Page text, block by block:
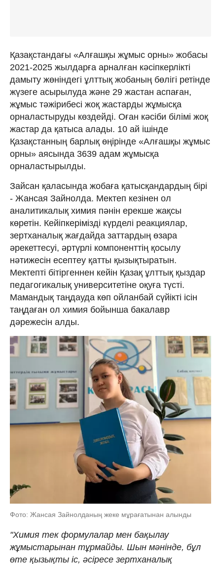
Қазақстандағы «Алғашқы жұмыс орны» жобасы
2021-2025 жылдарға арналған кәсіпкерлікті
дамыту жөніндегі ұлттық жобаның бөлігі ретінде
жүзеге асырылуда және 29 жастан аспаған,
жұмыс тәжірибесі жоқ жастарды жұмысқа
орналастыруды көздейді. Оған кәсіби білімі жоқ
жастар да қатыса алады. 10 ай ішінде
Қазақстанның барлық өңірінде «Алғашқы жұмыс
орны» аясында 3639 адам жұмысқа
орналастырылды.
Зайсан қаласында жобаға қатысқандардың бірі
- Жансая Зайнолда. Мектеп кезінен ол
аналитикалық химия пәнін ерекше жақсы
көретін. Кейіпкерімізді күрделі реакциялар,
зертханалық жағдайда заттардың өзара
әрекеттесуі, әртүрлі компоненттің қосылу
нәтижесін есептеу қатты қызықтыратын.
Мектепті бітіргеннен кейін Қазақ ұлттық қыздар
педагогикалық университетіне оқуға түсті.
Мамандық таңдауда көп ойланбай сүйікті ісін
таңдаған ол химия бойынша бакалавр
дәрежесін алды.
Фото: Жансая Зайнолданың жеке мұрағатынан алынды
"Химия тек формулалар мен бақылау
жұмыстарынан тұрмайды. Шын мәнінде, бұл
өте қызықты іс, әсіресе зертханалық